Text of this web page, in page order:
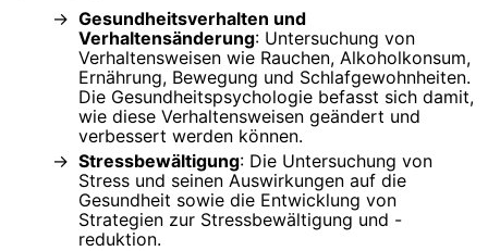
Gesundheitsverhalten und
Verhaltensänderung: Untersuchung von
Verhaltensweisen wie Rauchen, Alkoholkonsum,
Ernährung, Bewegung und Schlafgewohnheiten.
Die Gesundheitspsychologie befasst sich damit,
wie diese Verhaltensweisen geändert und
verbessert werden können.
Stressbewältigung: Die Untersuchung von
Stress und seinen Auswirkungen auf die
Gesundheit sowie die Entwicklung von
Strategien zur Stressbewältigung und -
reduktion.